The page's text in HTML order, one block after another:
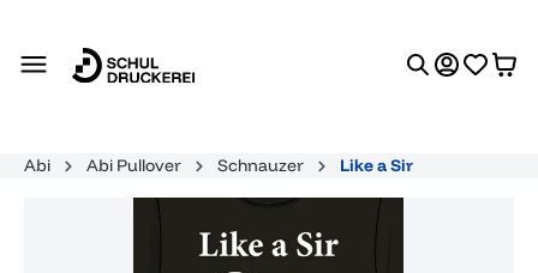
Abi Abi Pullover Schnauzer
Like a Sir
Bildergalerie überspringen